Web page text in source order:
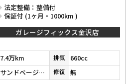
法定整備：整備付
保証付 (1ヶ月・1000km )
ガレージフィックス金沢店
7.4万km 排気 660cc
サンドベージュメタリック 修復 無